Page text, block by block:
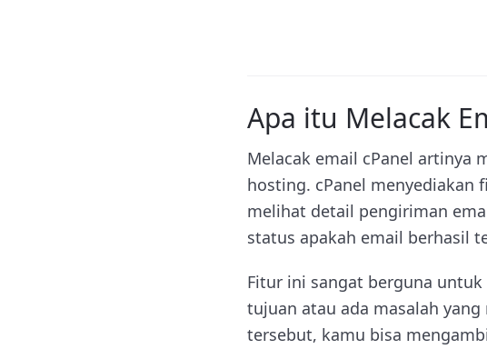
Apa itu Melacak
Melacak email cPanel artinya
hosting. cPanel menyediakan
melihat detail pengiriman
status apakah email berhasil
Fitur ini sangat berguna
tujuan atau ada masalah
tersebut, kamu bisa